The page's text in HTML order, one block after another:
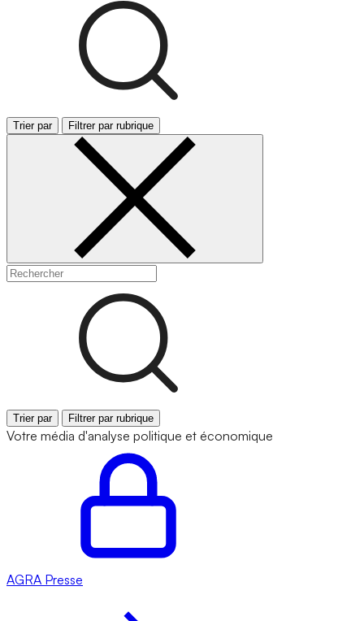
Trier par Filtrer par rubrique
Trier par Filtrer par rubrique
Votre média d'analyse politique et économique
AGRA Presse